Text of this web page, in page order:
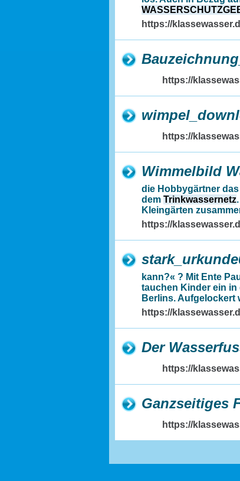
https://
https://
https://
Wimmelbild
die Hobbygärtner
dem Trinkwassernetz
Kleingärten
https://
kann?« ? Mit Ente
tauchen Kinder ein in
Berlins. Aufgelockert
https://
Der
https://
Ganzseitiges
https://